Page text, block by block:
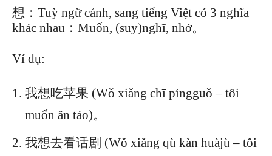
想：Tuỳ ngữ cảnh, sang tiếng Việt có 3 nghĩa
khác nhau：Muốn, (suy)nghĩ, nhớ。
Ví dụ:
我想吃苹果 (Wǒ xiǎng chī píngguǒ – tôi
muốn ăn táo)。
我想去看话剧 (Wǒ xiǎng qù kàn huàjù – tôi